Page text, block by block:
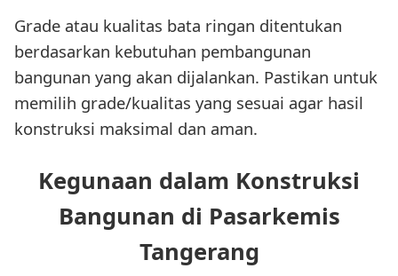
Grade atau kualitas bata ringan ditentukan
berdasarkan kebutuhan pembangunan
bangunan yang akan dijalankan. Pastikan untuk
memilih grade/kualitas yang sesuai agar hasil
konstruksi maksimal dan aman.
Kegunaan dalam Konstruksi
Bangunan di Pasarkemis
Tangerang